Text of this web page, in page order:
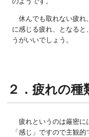
休んでも取れない疲れ
に感じる疲れ、となる
うがいいでしょう。
２．疲れの種
疲れというのは厳密に
「感じ」ですので主観